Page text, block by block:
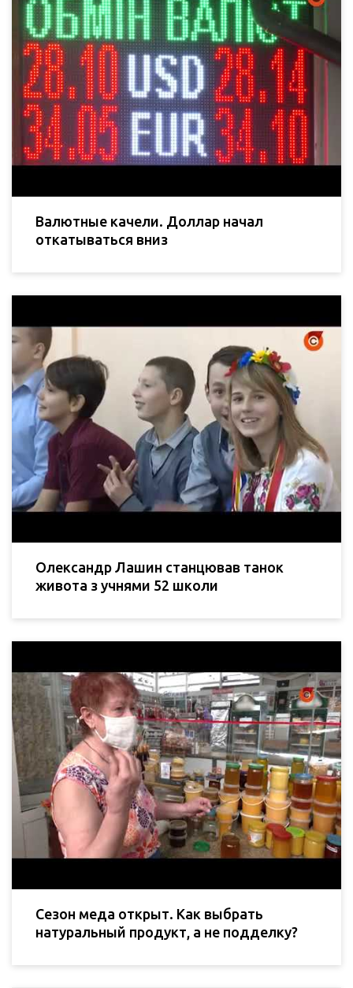
Валютные качели. Доллар начал
откатываться вниз
Олександр Лашин станцював танок
живота з учнями 52 школи
Сезон меда открыт. Как выбрать
натуральный продукт, а не подделку?